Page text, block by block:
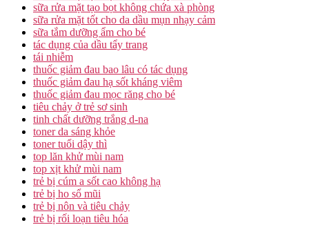
sữa rửa mặt tạo bọt không chứa xà phòng
sữa rửa mặt tốt cho da dầu mụn nhạy cảm
sữa tắm dưỡng ẩm cho bé
tác dụng của dầu tẩy trang
tái nhiễm
thuốc giảm đau bao lâu có tác dụng
thuốc giảm đau hạ sốt kháng viêm
thuốc giảm đau mọc răng cho bé
tiêu chảy ở trẻ sơ sinh
tinh chất dưỡng trắng d-na
toner da sáng khỏe
toner tuổi dậy thì
top lăn khử mùi nam
top xịt khử mùi nam
trẻ bị cúm a sốt cao không hạ
trẻ bị ho sổ mũi
trẻ bị nôn và tiêu chảy
trẻ bị rối loạn tiêu hóa